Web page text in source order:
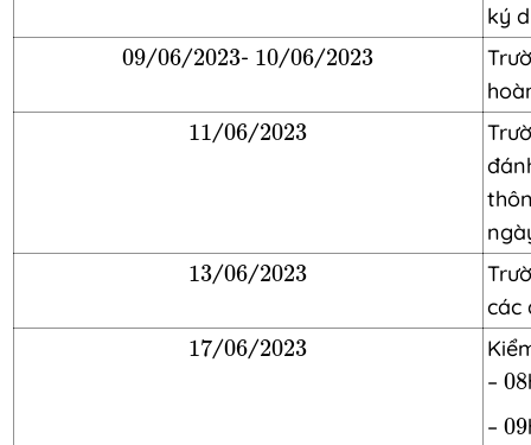
ký
09
09/06
06/2023
2023- 10
10/06
06/2023
2023
11
11 /06
06/2023
2023
13
13/06
06/2023
2023
các
17
17/06
06/2023
2023
– 08
08
– 09
09